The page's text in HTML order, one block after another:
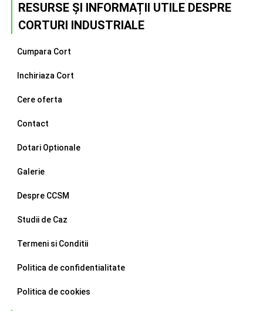
RESURSE ȘI INFORMAȚII UTILE DESPRE
CORTURI INDUSTRIALE
Cumpara Cort
Inchiriaza Cort
Cere oferta
Contact
Dotari Optionale
Galerie
Despre CCSM
Studii de Caz
Termeni si Conditii
Politica de confidentialitate
Politica de cookies